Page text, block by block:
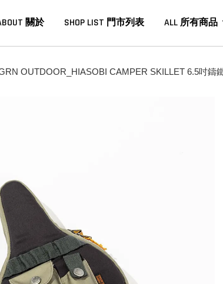
關於 SHOP LIST 門市列表 ALL 所有商品
OUTDOOR_HIASOBI CAMPER SKILLET 6.5吋鑄